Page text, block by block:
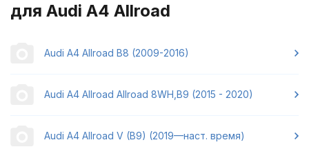
для Audi A4 Allroad
Audi A4 Allroad B8 (2009-2016)
Audi A4 Allroad Allroad 8WH,B9 (2015 - 2020)
Audi A4 Allroad V (B9) (2019—наст. время)